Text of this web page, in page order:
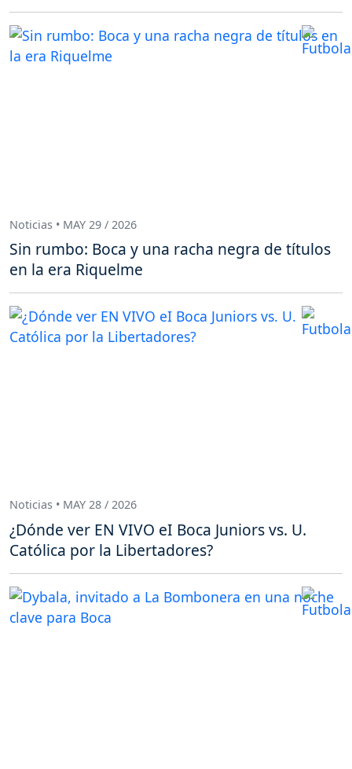
Noticias • MAY 29 / 2026
Sin rumbo: Boca y una racha negra de títulos
en la era Riquelme
Noticias • MAY 28 / 2026
¿Dónde ver EN VIVO eI Boca Juniors vs. U.
Católica por la Libertadores?